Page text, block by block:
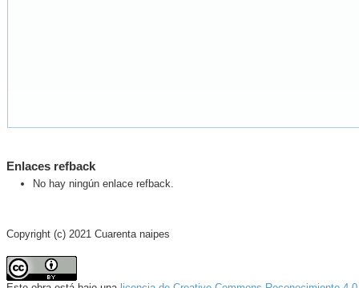
Enlaces refback
No hay ningún enlace refback.
Copyright (c) 2021 Cuarenta naipes